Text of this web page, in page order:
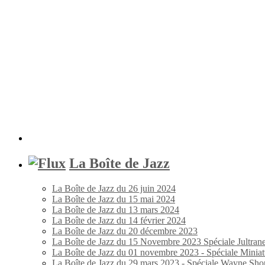
La Boîte de Jazz
La Boîte de Jazz du 26 juin 2024
La Boîte de Jazz du 15 mai 2024
La Boîte de Jazz du 13 mars 2024
La Boîte de Jazz du 14 février 2024
La Boîte de Jazz du 20 décembre 2023
La Boîte de Jazz du 15 Novembre 2023 Spéciale
La Boîte de Jazz du 01 novembre 2023 - Spéciale